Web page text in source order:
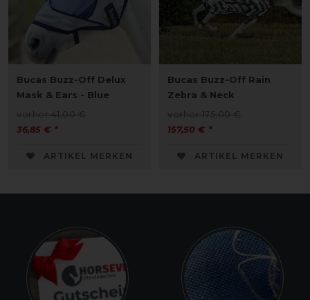
Bucas Buzz-Off Delux
Mask & Ears - Blue
vorher 41,00 €
36,85 € *
ARTIKEL MERKEN
Bucas Buzz-Off Rain
Zebra & Neck
vorher 175,00 €
157,50 € *
ARTIKEL MERKEN